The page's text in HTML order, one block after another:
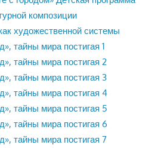
композиции
художественной системы
тайны мира постигая 1
тайны мира постигая 2
тайны мира постигая 3
тайны мира постигая 4
тайны мира постигая 5
тайны мира постигая 6
тайны мира постигая 7